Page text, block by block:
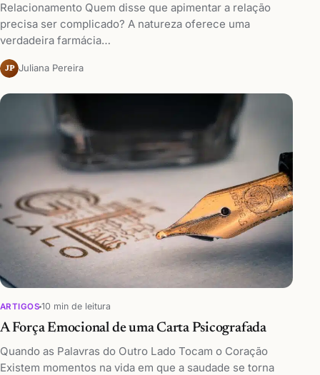
Relacionamento Quem disse que apimentar a relação
precisa ser complicado? A natureza oferece uma
verdadeira farmácia…
JP Juliana Pereira
ARTIGOS 10 min de leitura
A Força Emocional de uma Carta Psicografada
Quando as Palavras do Outro Lado Tocam o Coração
Existem momentos na vida em que a saudade se torna